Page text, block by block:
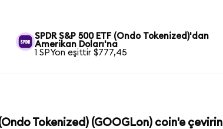
SPDR S&P 500 ETF (Ondo Tokenized)'dan
Amerikan Doları'na
1 SPYon eşittir $777,45
Tokenized) (GOOGLon) coin'e çevirin